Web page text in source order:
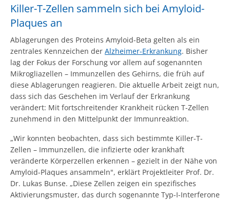
Killer-T-Zellen sammeln sich bei Amyloid-
Plaques an
Ablagerungen des Proteins Amyloid-Beta gelten als ein
zentrales Kennzeichen der Alzheimer-Erkrankung. Bisher
lag der Fokus der Forschung vor allem auf sogenannten
Mikrogliazellen – Immunzellen des Gehirns, die früh auf
diese Ablagerungen reagieren. Die aktuelle Arbeit zeigt nun,
dass sich das Geschehen im Verlauf der Erkrankung
verändert: Mit fortschreitender Krankheit rücken T-Zellen
zunehmend in den Mittelpunkt der Immunreaktion.
„Wir konnten beobachten, dass sich bestimmte Killer-T-
Zellen – Immunzellen, die infizierte oder krankhaft
veränderte Körperzellen erkennen – gezielt in der Nähe von
Amyloid-Plaques ansammeln", erklärt Projektleiter Prof. Dr.
Dr. Lukas Bunse. „Diese Zellen zeigen ein spezifisches
Aktivierungsmuster, das durch sogenannte Typ-I-Interferone